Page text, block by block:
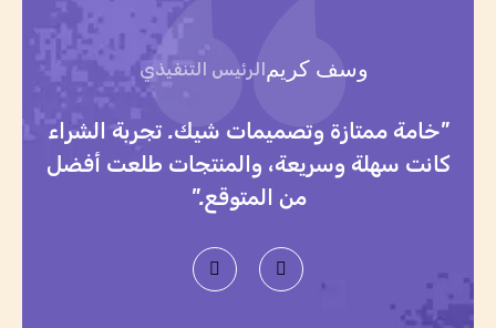
وسف كريم الرئيس التنفيذي
"خامة ممتازة وتصميمات شيك. تجربة الشراء
كانت سهلة وسريعة، والمنتجات طلعت أفضل
من المتوقع."
ميرا سميرمديرة علامة تجارية